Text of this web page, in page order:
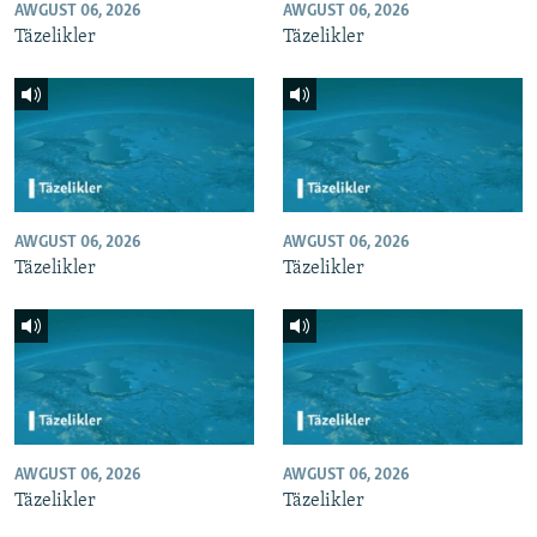
AWGUST 06, 2026
Täzelikler
AWGUST 06, 2026
Täzelikler
AWGUST 06, 2026
Täzelikler
AWGUST 06, 2026
Täzelikler
AWGUST 06, 2026
Täzelikler
AWGUST 06, 2026
Täzelikler